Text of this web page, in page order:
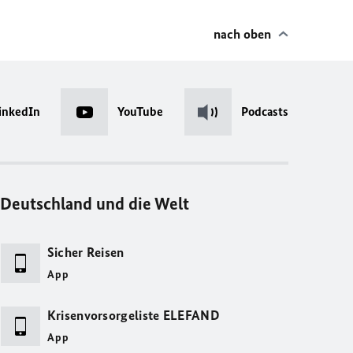
nach oben
YouTube Podcasts
Deutschland und die Welt
Sicher Reisen
App
Krisenvorsorgeliste ELEFAND
App